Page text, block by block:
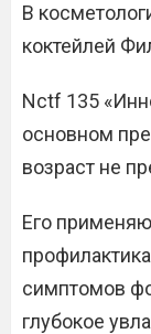
В
коктейлей
Nctf 135
основном
возраст не
Его
симптомов
глубокое